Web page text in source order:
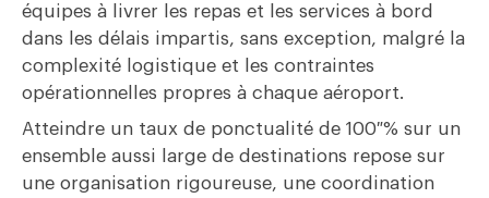
équipes à livrer les repas et les services à bord
dans les délais impartis, sans exception, malgré la
complexité logistique et les contraintes
opérationnelles propres à chaque aéroport.
Atteindre un taux de ponctualité de 100 % sur un
ensemble aussi large de destinations repose sur
une organisation rigoureuse, une coordination